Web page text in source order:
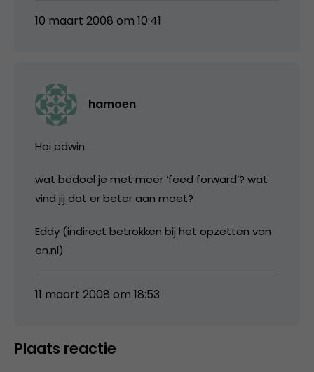
10 maart 2008 om 10:41
hamoen
Hoi edwin
wat bedoel je met meer ‘feed forward’? wat
vind jij dat er beter aan moet?
Eddy (indirect betrokken bij het opzetten van
en.nl)
11 maart 2008 om 18:53
Plaats reactie